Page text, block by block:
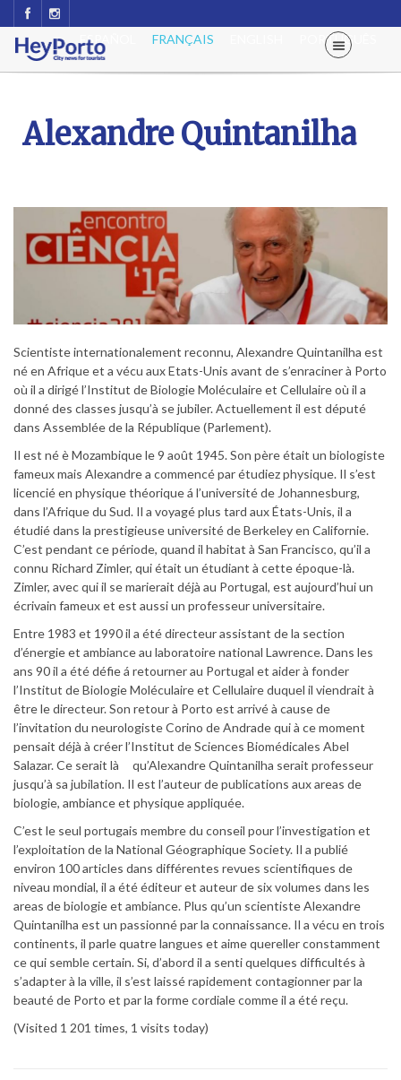
PORTUGUÊS
FRANÇAIS
ESPAÑOL
Alexandre Quintanilha
Scientiste internationalement reconnu, Alexandre Quintanilha est
né en Afrique et a vécu aux Etats-Unis avant de s’enraciner à Porto
où il a dirigé l’Institut de Biologie Moléculaire et Cellulaire où il a
donné des classes jusqu’à se jubiler. Actuellement il est député
dans Assemblée de la République (Parlement).
Il est né è Mozambique le 9 août 1945. Son père était un biologiste
fameux mais Alexandre a commencé par étudiez physique. Il s’est
licencié en physique théorique á l’université de Johannesburg,
dans l’Afrique du Sud. Il a voyagé plus tard aux États-Unis, il a
étudié dans la prestigieuse université de Berkeley en Californie.
C’est pendant ce période, quand il habitat à San Francisco, qu’il a
connu Richard Zimler, qui était un étudiant à cette époque-là.
Zimler, avec qui il se marierait déjà au Portugal, est aujourd’hui un
écrivain fameux et est aussi un professeur universitaire.
Entre 1983 et 1990 il a été directeur assistant de la section
d’énergie et ambiance au laboratoire national Lawrence. Dans les
ans 90 il a été défie á retourner au Portugal et aider à fonder
l’Institut de Biologie Moléculaire et Cellulaire duquel il viendrait à
être le directeur. Son retour à Porto est arrivé à cause de
l’invitation du neurologiste Corino de Andrade qui à ce moment
pensait déjà à créer l’Institut de Sciences Biomédicales Abel
Salazar. Ce serait là qu’Alexandre Quintanilha serait professeur
jusqu’à sa jubilation. Il est l’auteur de publications aux areas de
biologie, ambiance et physique appliquée.
C’est le seul portugais membre du conseil pour l’investigation et
l’exploitation de la National Géographique Society. Il a publié
environ 100 articles dans différentes revues scientifiques de
niveau mondial, il a été éditeur et auteur de six volumes dans les
areas de biologie et ambiance. Plus qu’un scientiste Alexandre
Quintanilha est un passionné par la connaissance. Il a vécu en trois
continents, il parle quatre langues et aime quereller constamment
ce qui semble certain. Si, d’abord il a senti quelques difficultés à
s’adapter à la ville, il s’est laissé rapidement contagionner par la
beauté de Porto et par la forme cordiale comme il a été reçu.
(Visited 1 201 times, 1 visits today)